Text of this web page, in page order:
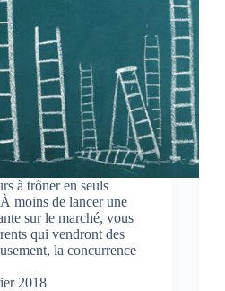
à trôner en seuls
moins de lancer une
sur le marché, vous
qui vendront des
la concurrence
2018